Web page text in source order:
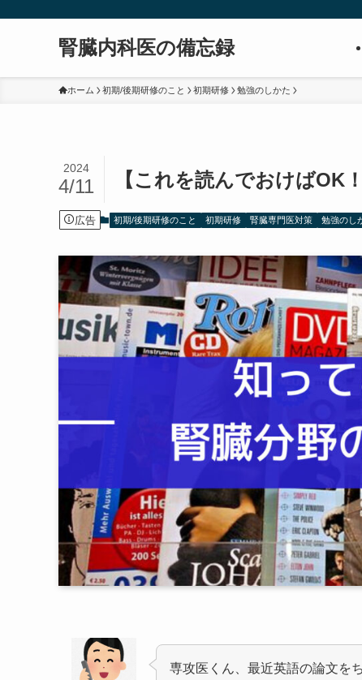
腎臓内科医の備忘録
ホーム 初期/後期研修のこと 初期研修 勉強のしかた
【これを読んでおけばOK
2024
4/11
広告 初期/後期研修のこと 初期研修 腎臓専門医対策 勉強のし
専攻医くん、最近英語の論文を